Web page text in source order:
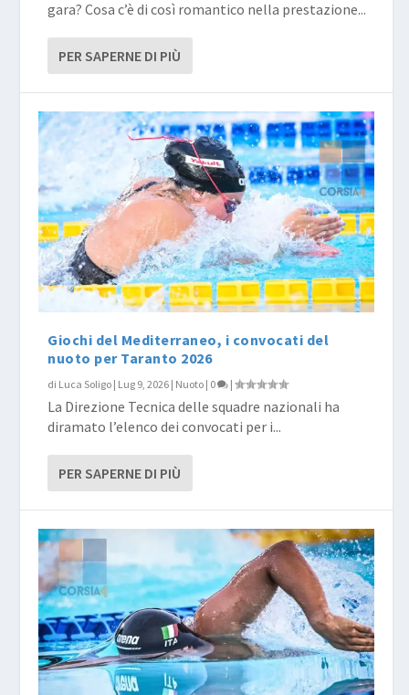
gara? Cosa c’è di così romantico nella prestazione...
PER SAPERNE DI PIÙ
Giochi del Mediterraneo, i convocati del
nuoto per Taranto 2026
di Luca Soligo | Lug 9, 2026 | Nuoto | 0 |
La Direzione Tecnica delle squadre nazionali ha
diramato l’elenco dei convocati per i...
PER SAPERNE DI PIÙ